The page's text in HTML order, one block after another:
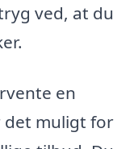
ved, at du
en
det muligt for